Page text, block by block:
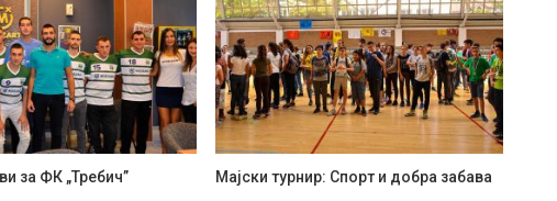
за ФК „Требич” Мајски турнир: Спорт и добра забава